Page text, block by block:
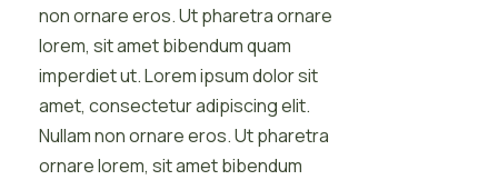
non ornare eros. Ut pharetra ornare
lorem, sit amet bibendum quam
imperdiet ut. Lorem ipsum dolor sit
amet, consectetur adipiscing elit.
Nullam non ornare eros. Ut pharetra
ornare lorem, sit amet bibendum